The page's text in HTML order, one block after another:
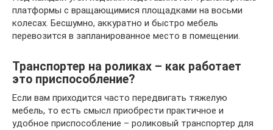
платформы с вращающимися площадками на восьми
колесах. Бесшумно, аккуратно и быстро мебель
перевозится в запланированное место в помещении.
Транспортер на роликах – как работает
это приспособление?
Если вам приходится часто передвигать тяжелую
мебель, то есть смысл приобрести практичное и
удобное приспособление – роликовый транспортер для